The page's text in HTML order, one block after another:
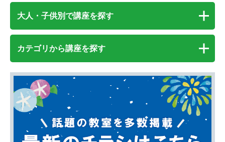
大人・子供別で講座を探す
カテゴリから講座を探す